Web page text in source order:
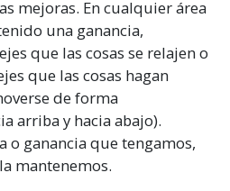
mejoras. En cualquier área
una ganancia,
que las cosas se relajen o
que las cosas hagan
de forma
arriba y hacia abajo).
o ganancia que tengamos,
mantenemos.